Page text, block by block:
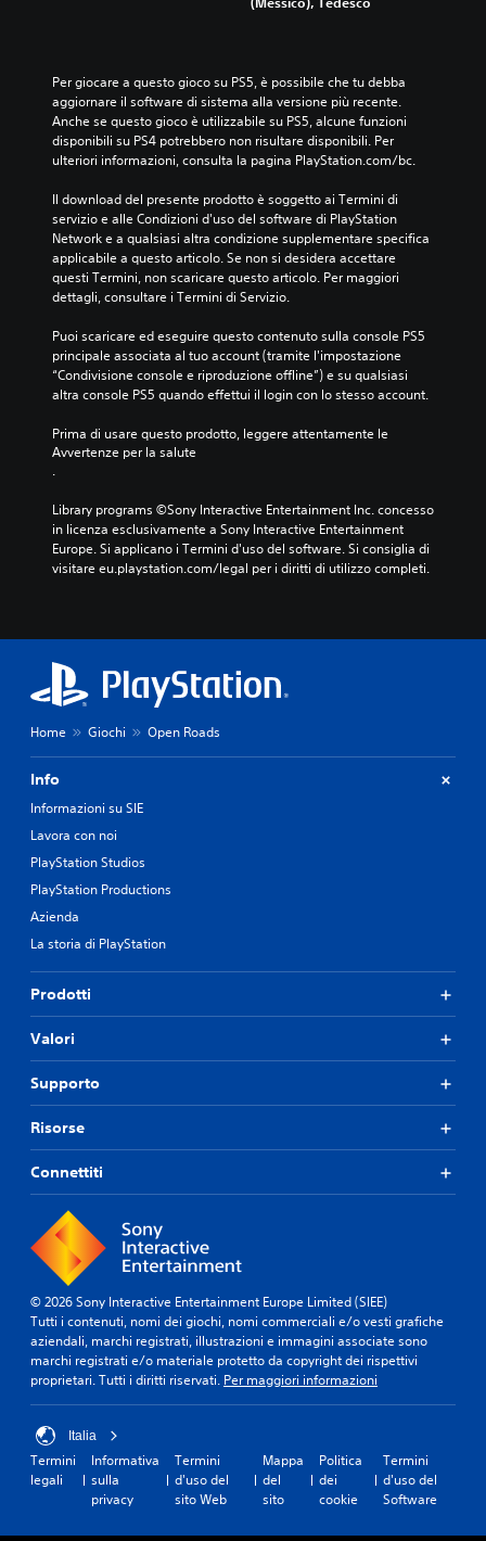
Per giocare a questo gioco su PS5, è possibile che tu debba
aggiornare il software di sistema alla versione più recente.
Anche se questo gioco è utilizzabile su PS5, alcune funzioni
disponibili su PS4 potrebbero non risultare disponibili. Per
ulteriori informazioni, consulta la pagina PlayStation.com/bc.
Il download del presente prodotto è soggetto ai Termini di
servizio e alle Condizioni d'uso del software di PlayStation
Network e a qualsiasi altra condizione supplementare specifica
applicabile a questo articolo. Se non si desidera accettare
questi Termini, non scaricare questo articolo. Per maggiori
dettagli, consultare i Termini di Servizio.
Puoi scaricare ed eseguire questo contenuto sulla console PS5
principale associata al tuo account (tramite l'impostazione
“Condivisione console e riproduzione offline”) e su qualsiasi
altra console PS5 quando effettui il login con lo stesso account.
Prima di usare questo prodotto, leggere attentamente le
Avvertenze per la salute
.
Library programs ©Sony Interactive Entertainment Inc. concesso
in licenza esclusivamente a Sony Interactive Entertainment
Europe. Si applicano i Termini d'uso del software. Si consiglia di
visitare eu.playstation.com/legal per i diritti di utilizzo completi.
Home Giochi Open Roads
Info
Informazioni su SIE
Lavora con noi
PlayStation Studios
PlayStation Productions
Azienda
La storia di PlayStation
Prodotti
Valori
Supporto
Risorse
Connettiti
© 2026 Sony Interactive Entertainment Europe Limited (SIEE)
Tutti i contenuti, nomi dei giochi, nomi commerciali e/o vesti grafiche
aziendali, marchi registrati, illustrazioni e immagini associate sono
marchi registrati e/o materiale protetto da copyright dei rispettivi
proprietari. Tutti i diritti riservati. Per maggiori informazioni
Italia
Termini
legali
Informativa
sulla
privacy
Termini
d'uso del
sito Web
Mappa
del
sito
Politica
dei
cookie
Termini
d'uso del
Software